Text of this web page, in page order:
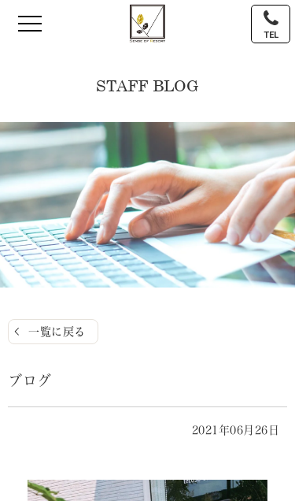
TEL
STAFF BLOG
一覧に戻る
ブログ
2021年06月26日